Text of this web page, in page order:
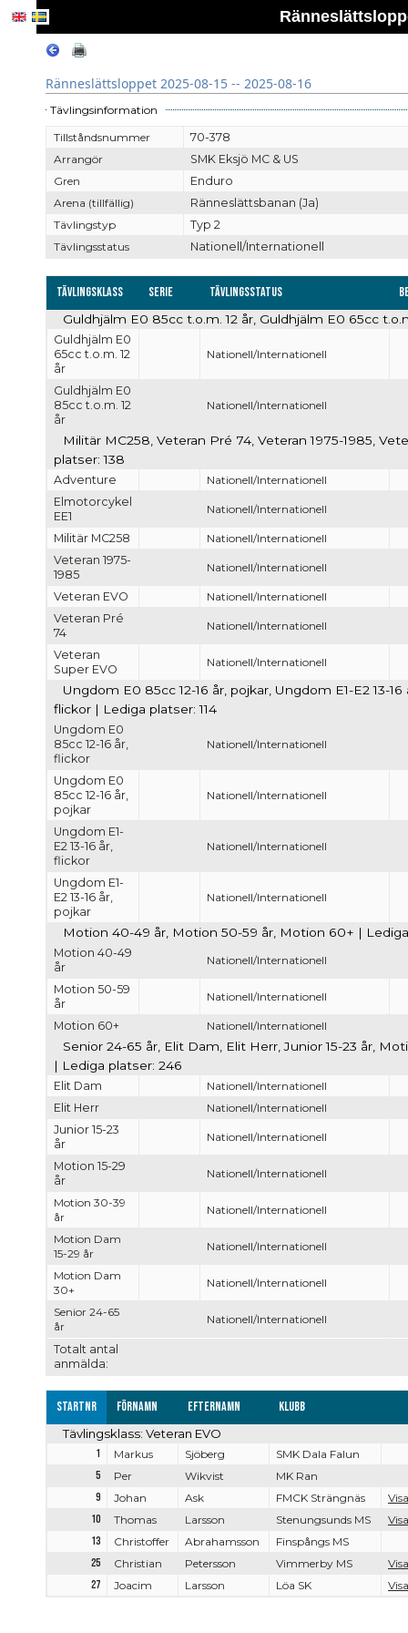
Ränneslättsloppet 2025-08-15 -- 2025-08-16
Tävlingsinformation
Tillståndsnummer
70-378
Arrangör
SMK Eksjö MC & US
Gren
Enduro
Arena (tillfällig)
Ränneslättsbanan (Ja)
Tävlingstyp
Typ 2
Tävlingsstatus
Nationell/Internationell
Tävlingsklass Serie Tävlingsstatus
Totalt antal
anmälda:
Guldhjälm E0 85cc t.o.m. 12 år, Guldhjälm E0 65cc
Guldhjälm E0
65cc t.o.m. 12
år
Nationell/Internationell
Guldhjälm E0
85cc t.o.m. 12
år
Nationell/Internationell
Militär MC258, Veteran Pré 74, Veteran 1975-1985,
platser: 138
Adventure
Nationell/Internationell
Elmotorcykel
EE1
Nationell/Internationell
Militär MC258
Nationell/Internationell
Veteran 1975-
1985
Nationell/Internationell
Veteran EVO
Nationell/Internationell
Veteran Pré
74
Nationell/Internationell
Veteran
Super EVO
Nationell/Internationell
Ungdom E0 85cc 12-16 år, pojkar, Ungdom E1-E2 13-
flickor | Lediga platser: 114
Ungdom E0
85cc 12-16 år,
flickor
Nationell/Internationell
Ungdom E0
85cc 12-16 år,
pojkar
Nationell/Internationell
Ungdom E1-
E2 13-16 år,
flickor
Nationell/Internationell
Ungdom E1-
E2 13-16 år,
pojkar
Nationell/Internationell
Motion 40-49 år, Motion 50-59 år, Motion 60+ |
Motion 40-49
år
Nationell/Internationell
Motion 50-59
år
Nationell/Internationell
Motion 60+ Nationell/Internationell
Senior 24-65 år, Elit Dam, Elit Herr, Junior 15-23 år,
| Lediga platser: 246
Elit Dam
Nationell/Internationell
Elit Herr
Nationell/Internationell
Junior 15-23
år
Nationell/Internationell
Motion 15-29
år
Nationell/Internationell
Motion 30-39
år
Nationell/Internationell
Motion Dam
15-29 år
Nationell/Internationell
Motion Dam
30+
Nationell/Internationell
Senior 24-65
år
Nationell/Internationell
Startnr Förnamn Efternamn Klubb
Tävlingsklass: Veteran EVO
1 Markus Sjöberg
SMK Dala Falun
5
Per Wikvist
MK Ran
9
Johan Ask FMCK Strängnäs
10
Thomas Larsson Stenungsunds MS
13
Christoffer Abrahamsson
Finspångs MS
25
Christian Petersson Vimmerby MS
27
Joacim Larsson Löa SK